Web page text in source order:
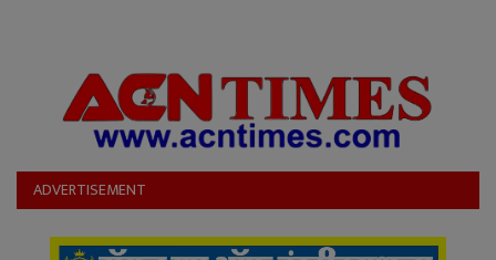
ADVERTISEMENT